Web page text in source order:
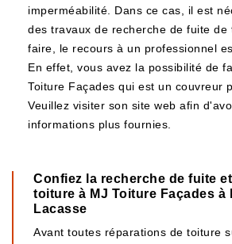
imperméabilité. Dans ce cas, il est
des travaux de recherche de fuite de
faire, le recours à un professionnel
En effet, vous avez la possibilité de
Toiture Façades qui est un couvreur
Veuillez visiter son site web afin
informations plus fournies.
Confiez la recherche de fuite
toiture à MJ Toiture Façades à
Lacasse
Avant toutes réparations de toiture